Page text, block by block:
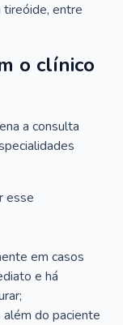
tireóide, entre
o clínico
a consulta
esse
em casos
e há
do paciente